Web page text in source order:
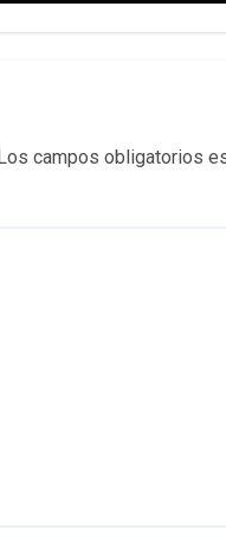
campos obligatorios